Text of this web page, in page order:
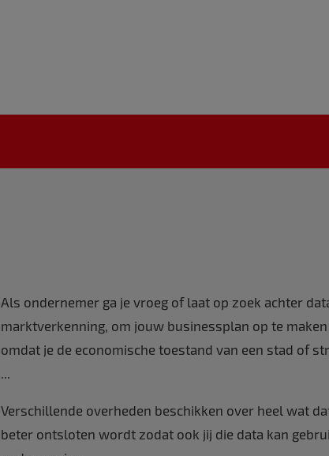
Als ondernemer ga je vroeg of laat op zoek achter
marktverkenning, om jouw businessplan op te
omdat je de economische toestand van een stad of
...
Verschillende overheden beschikken over heel wat
beter ontsloten wordt zodat ook jij die data kan